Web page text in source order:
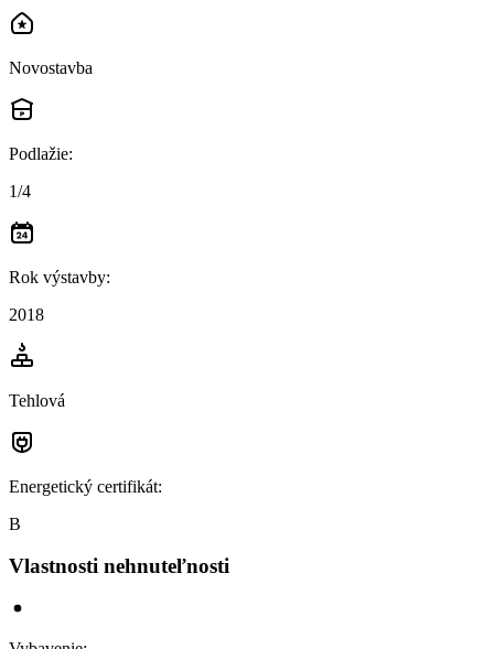
Novostavba
Podlažie:
1/4
Rok výstavby:
2018
Tehlová
Energetický certifikát:
B
Vlastnosti nehnuteľnosti